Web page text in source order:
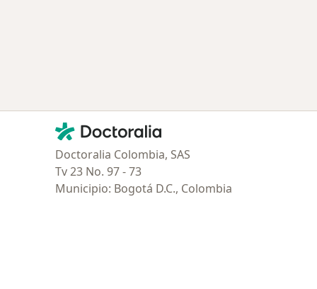
Contacto
Doctoralia - Página de inicio
Doctoralia Colombia, SAS
Tv 23 No. 97 - 73
Municipio: Bogotá D.C., Colombia